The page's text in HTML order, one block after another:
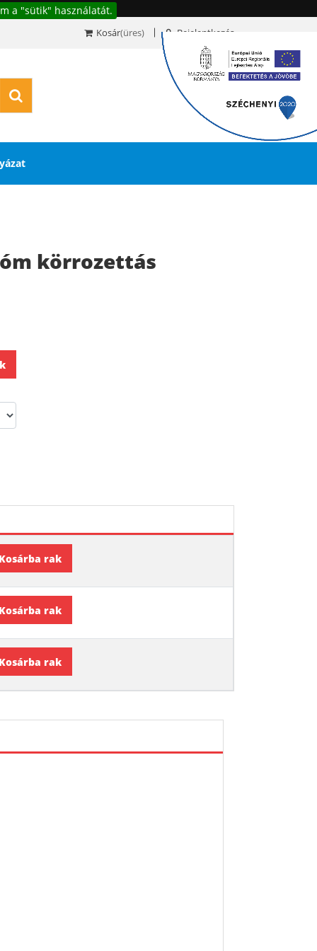
a "sütik" használatát.
Kosár(üres) Bejelentkezés
0
körrozettás
Kosárba rak
Kosárba rak
Kosárba rak